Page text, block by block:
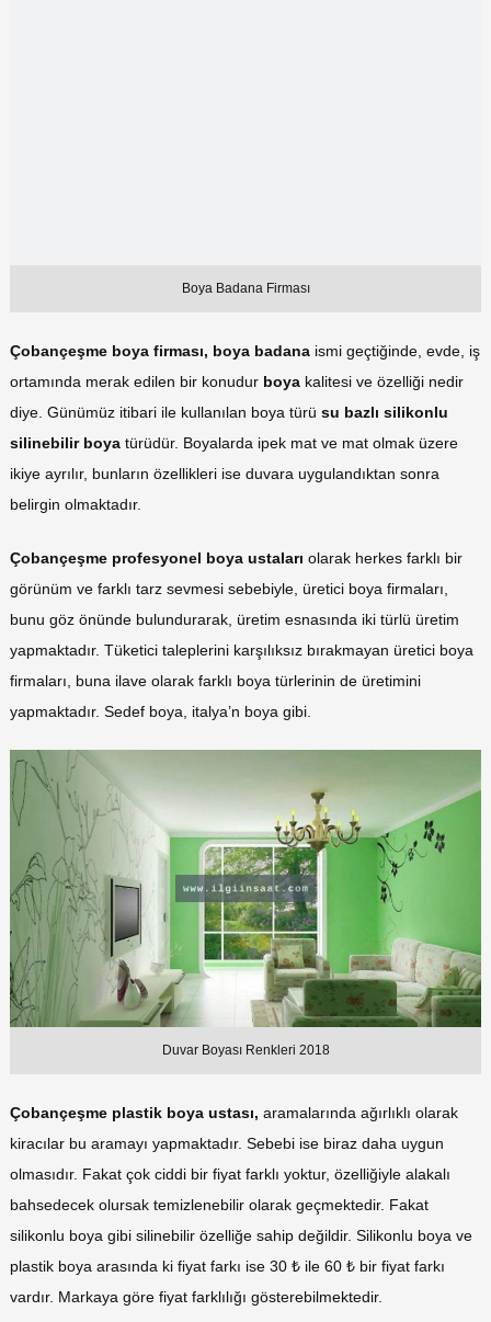
Boya Badana Firması
Çobançeşme boya firması, boya badana ismi geçtiğinde, evde, iş
ortamında merak edilen bir konudur boya kalitesi ve özelliği nedir
diye. Günümüz itibari ile kullanılan boya türü su bazlı silikonlu
silinebilir boya türüdür. Boyalarda ipek mat ve mat olmak üzere
ikiye ayrılır, bunların özellikleri ise duvara uygulandıktan sonra
belirgin olmaktadır.
Çobançeşme profesyonel boya ustaları olarak herkes farklı bir
görünüm ve farklı tarz sevmesi sebebiyle, üretici boya firmaları,
bunu göz önünde bulundurarak, üretim esnasında iki türlü üretim
yapmaktadır. Tüketici taleplerini karşılıksız bırakmayan üretici boya
firmaları, buna ilave olarak farklı boya türlerinin de üretimini
yapmaktadır. Sedef boya, italya’n boya gibi.
Duvar Boyası Renkleri 2018
Çobançeşme plastik boya ustası, aramalarında ağırlıklı olarak
kiracılar bu aramayı yapmaktadır. Sebebi ise biraz daha uygun
olmasıdır. Fakat çok ciddi bir fiyat farklı yoktur, özelliğiyle alakalı
bahsedecek olursak temizlenebilir olarak geçmektedir. Fakat
silikonlu boya gibi silinebilir özelliğe sahip değildir. Silikonlu boya ve
plastik boya arasında ki fiyat farkı ise 30 ₺ ile 60 ₺ bir fiyat farkı
vardır. Markaya göre fiyat farklılığı gösterebilmektedir.